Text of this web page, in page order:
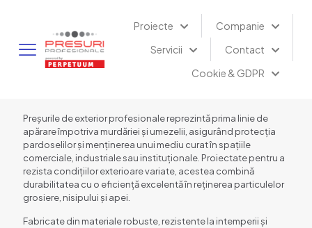
Proiecte
Companie
Servicii
Contact
Cookie & GDPR
Preșurile de exterior profesionale reprezintă prima linie de
apărare împotriva murdăriei și umezelii, asigurând protecția
pardoselilor și menținerea unui mediu curat în spațiile
comerciale, industriale sau instituționale. Proiectate pentru a
rezista condițiilor exterioare variate, acestea combină
durabilitatea cu o eficiență excelentă în reținerea particulelor
grosiere, nisipului și apei.
Fabricate din materiale robuste, rezistente la intemperii și